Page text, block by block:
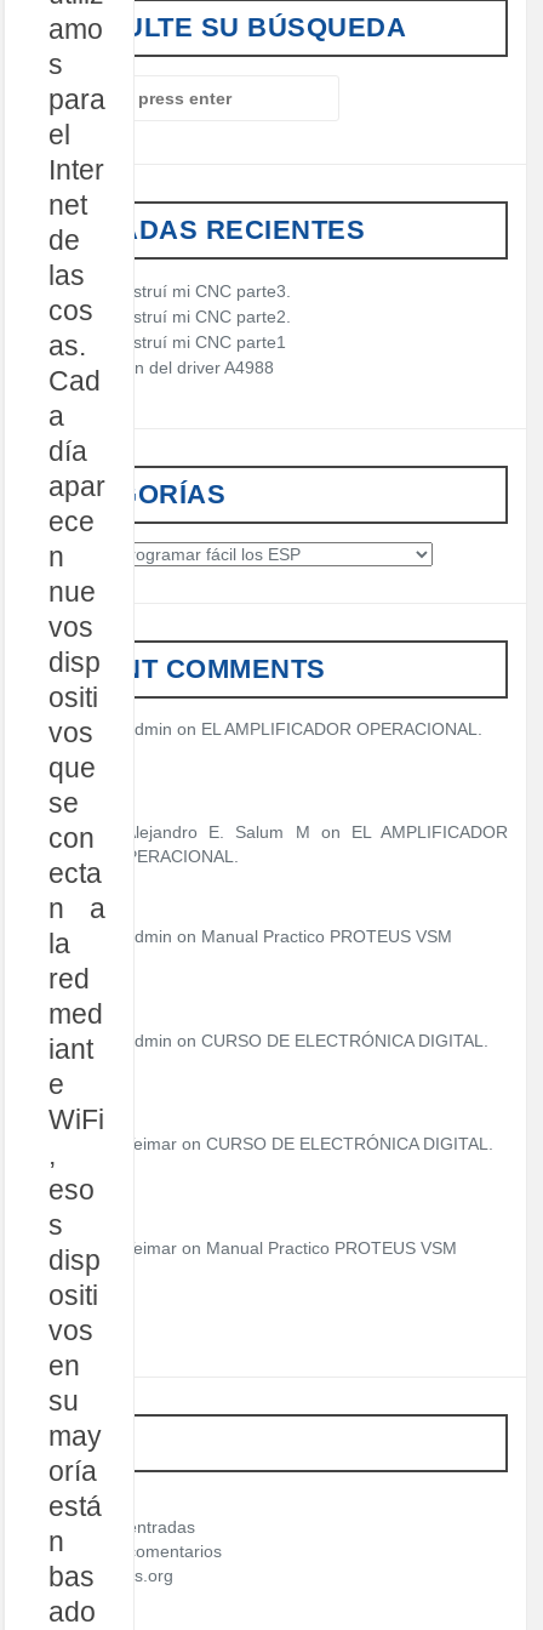
amo
s
para
el
Inter
net
de
las
cos
as.
Cad
a
día
apar
ece
n
nue
vos
disp
ositi
vos
que
se
con
ecta
n a
la
red
med
iant
e
WiFi
,
eso
s
disp
ositi
vos
en
su
may
oría
está
n
bas
ado
CONSULTE SU BÚSQUEDA
e
a
r
c
h
f
r
:
ENTRADAS RECIENTES
Cómo construí mi CNC parte3.
Cómo construí mi CNC parte2.
Cómo construí mi CNC parte1
Descripción del driver A4988
CATEGORÍAS
C
RECENT COMMENTS
admin on EL AMPLIFICADOR OPERACIONAL.
Alejandro E. Salum M on EL AMPLIFICADOR
OPERACIONAL.
admin on Manual Practico PROTEUS VSM
admin on CURSO DE ELECTRÓNICA DIGITAL.
Teimar on CURSO DE ELECTRÓNICA DIGITAL.
Teimar on Manual Practico PROTEUS VSM
META
Acceder
Feed de entradas
Feed de comentarios
WordPress.org